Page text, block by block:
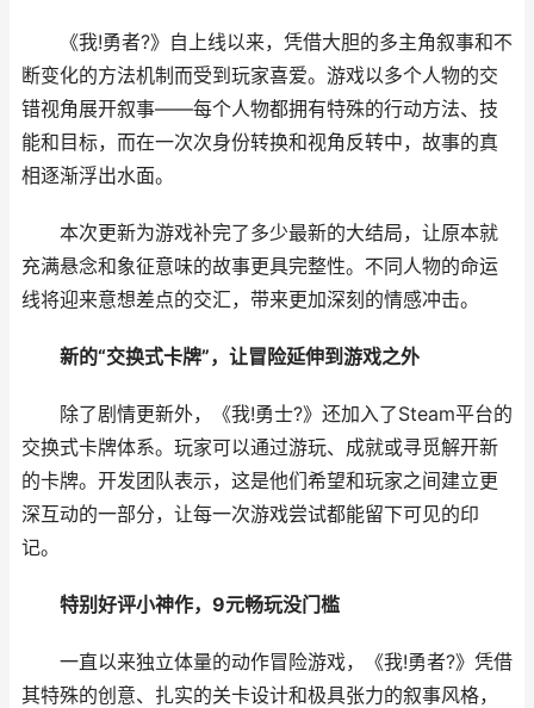
《我!勇者?》自上线以来，凭借大胆的多主角叙事和不
断变化的方法机制而受到玩家喜爱。游戏以多个人物的交
错视角展开叙事——每个人物都拥有特殊的行动方法、技
能和目标，而在一次次身份转换和视角反转中，故事的真
相逐渐浮出水面。
本次更新为游戏补完了多少最新的大结局，让原本就
充满悬念和象征意味的故事更具完整性。不同人物的命运
线将迎来意想差点的交汇，带来更加深刻的情感冲击。
新的“交换式卡牌”，让冒险延伸到游戏之外
除了剧情更新外，《我!勇士?》还加入了Steam平台的
交换式卡牌体系。玩家可以通过游玩、成就或寻觅解开新
的卡牌。开发团队表示，这是他们希望和玩家之间建立更
深互动的一部分，让每一次游戏尝试都能留下可见的印
记。
特别好评小神作，9元畅玩没门槛
一直以来独立体量的动作冒险游戏，《我!勇者?》凭借
其特殊的创意、扎实的关卡设计和极具张力的叙事风格，